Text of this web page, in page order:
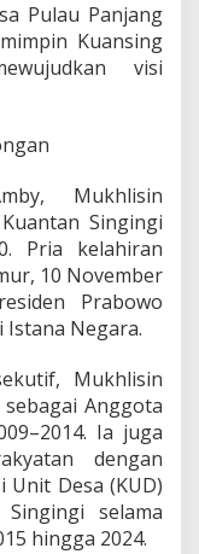
Pulau Panjang
Kuansing
visi
Mukhlisin
Singingi
Pria kelahiran
10 November
Prabowo
Istana Negara.
Mukhlisin
Anggota
Ia juga
dengan
Unit Desa (KUD)
selama
hingga 2024.